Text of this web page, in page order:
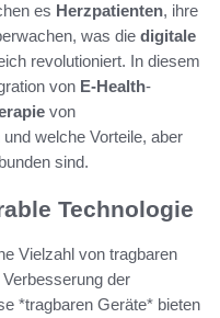
es Herzpatienten, ihre
was die digitale
revolutioniert. In diesem
von E-Health-
von
welche Vorteile, aber
sind.
Technologie
Vielzahl von tragbaren
der
*tragbaren Geräte* bieten